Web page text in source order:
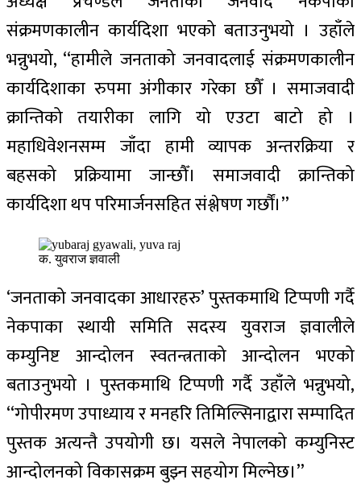
संक्रमणकालीन कार्यदिशा भएको बताउनुभयो । उहाँले
भन्नुभयो, ‘‘हामीले जनताको जनवादलाई संक्रमणकालीन
कार्यदिशाका रुपमा अंगीकार गरेका छौँ । समाजवादी
क्रान्तिको तयारीका लागि यो एउटा बाटो हो ।
महाधिवेशनसम्म जाँदा हामी व्यापक अन्तरक्रिया र
बहसको प्रक्रियामा जान्छौँ। समाजवादी क्रान्तिको
कार्यदिशा थप परिमार्जनसहित संश्लेषण गर्छौं।’’
क. युवराज ज्ञवाली
‘जनताको जनवादका आधारहरु’ पुस्तकमाथि टिप्पणी गर्दै
नेकपाका स्थायी समिति सदस्य युवराज ज्ञवालीले
कम्युनिष्ट आन्दोलन स्वतन्त्रताको आन्दोलन भएको
बताउनुभयो । पुस्तकमाथि टिप्पणी गर्दै उहाँले भन्नुभयो,
‘‘गोपीरमण उपाध्याय र मनहरि तिमिल्सिनाद्वारा सम्पादित
पुस्तक अत्यन्तै उपयोगी छ। यसले नेपालको कम्युनिस्ट
आन्दोलनको विकासक्रम बुझ्न सहयोग मिल्नेछ।’’